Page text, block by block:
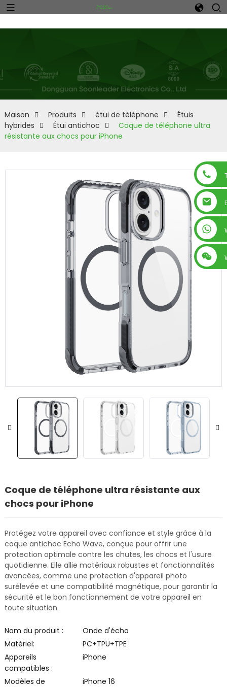
+86 13560759744
Maison Produits étui de téléphone
Étuis
hybrides
Étui antichoc
Coque de téléphone ultra
résistante aux chocs pour iPhone
Coque de téléphone ultra résistante aux
chocs pour iPhone
Protégez votre appareil avec confiance et style grâce à la
coque antichoc Echo Wave, conçue pour offrir une
protection optimale contre les chutes, les chocs et l'usure
quotidienne. Elle allie matériaux robustes et fonctionnalités
avancées, comme une protection d'appareil photo
surélevée et une compatibilité magnétique, pour garantir la
sécurité et le bon fonctionnement de votre appareil en
toute situation.
Nom du produit :
Onde d'écho
Matériel:
PC+TPU+TPE
Appareils
compatibles :
iPhone
Modèles de
iPhone 16